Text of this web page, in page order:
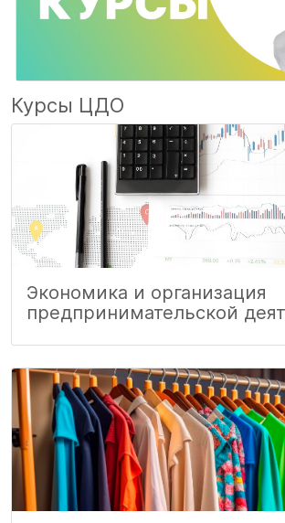
Курсы ЦДО
Экономика и организация
предпринимательской